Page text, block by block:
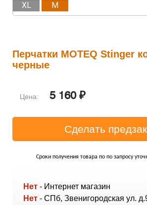
XL M
Перчатки MOTEQ Stinger
черные
Цена: 5 160 ₽
Сроки получения товара по по запросу
Нет - Интернет магазин
Нет - СПб, Звенигородская ул.